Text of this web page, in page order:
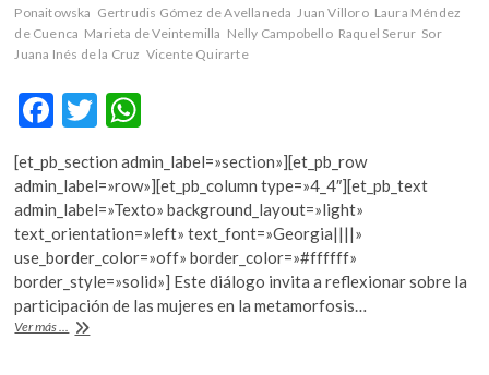
Ponaitowska Gertrudis Gómez de Avellaneda Juan Villoro Laura Méndez
de Cuenca Marieta de Veintemilla Nelly Campobello Raquel Serur Sor
Juana Inés de la Cruz Vicente Quirarte
F
e
b
o
o
k
T
w
itt
er
h
at
s
A
p
p
[et_pb_section admin_label=»section»][et_pb_row
admin_label=»row»][et_pb_column type=»4_4″][et_pb_text
admin_label=»Texto» background_layout=»light»
text_orientation=»left» text_font=»Georgia||||»
use_border_color=»off» border_color=»#ffffff»
border_style=»solid»] Este diálogo invita a reflexionar sobre la
participación de las mujeres en la metamorfosis…
Ver más ... El